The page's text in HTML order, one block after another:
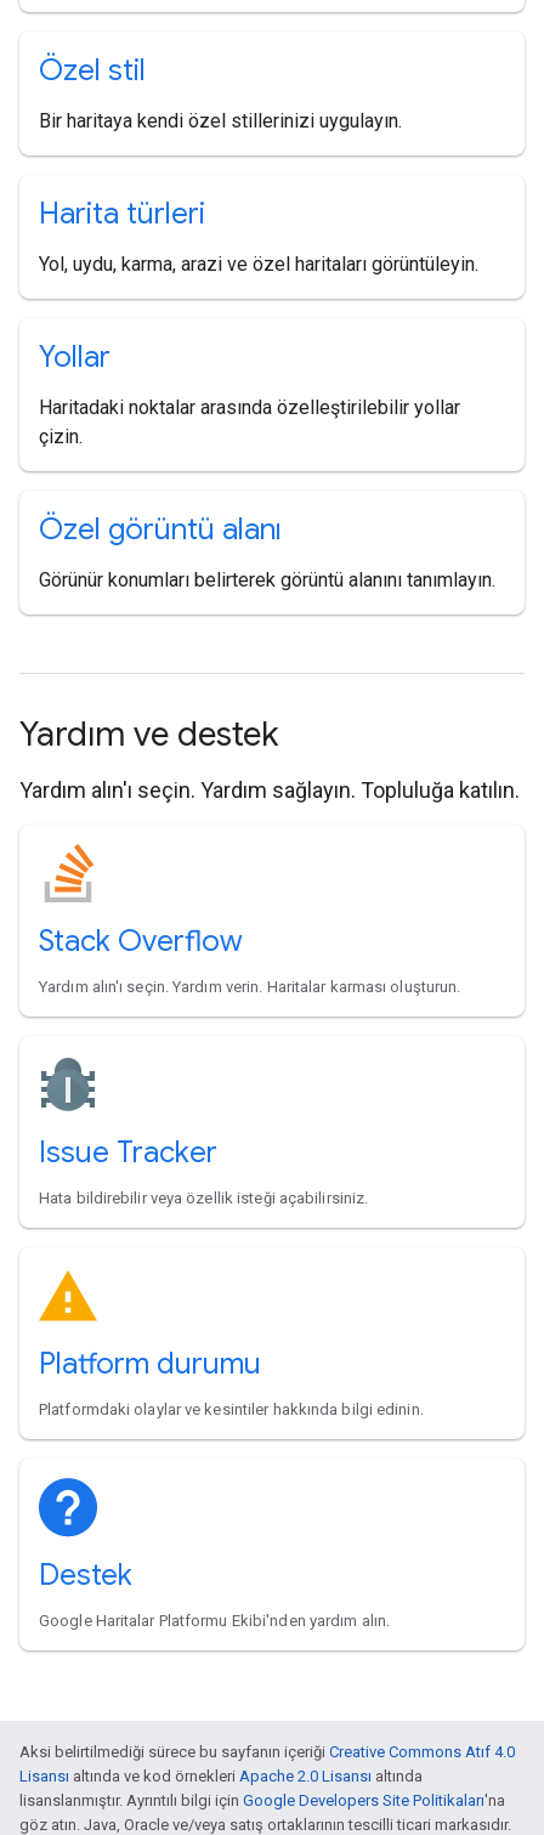
Özel stil
Bir haritaya kendi özel stillerinizi uygulayın.
Harita türleri
Yol, uydu, karma, arazi ve özel haritaları görüntüleyin.
Yollar
Haritadaki noktalar arasında özelleştirilebilir yollar
çizin.
Özel görüntü alanı
Görünür konumları belirterek görüntü alanını tanımlayın.
Yardım ve destek
Yardım alın'ı seçin. Yardım sağlayın. Topluluğa katılın.
Stack Overflow
Yardım alın'ı seçin. Yardım verin. Haritalar karması oluşturun.
Issue Tracker
Hata bildirebilir veya özellik isteği açabilirsiniz.
Platform durumu
Platformdaki olaylar ve kesintiler hakkında bilgi edinin.
Destek
Google Haritalar Platformu Ekibi'nden yardım alın.
Aksi belirtilmediği sürece bu sayfanın içeriği Creative Commons Atıf 4.0
Lisansı altında ve kod örnekleri Apache 2.0 Lisansı altında
lisanslanmıştır. Ayrıntılı bilgi için Google Developers Site Politikaları'na
göz atın. Java, Oracle ve/veya satış ortaklarının tescilli ticari markasıdır.